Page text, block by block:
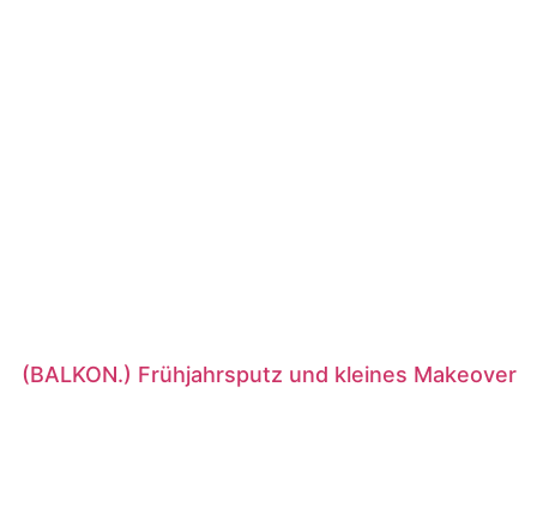
(BALKON.) Frühjahrsputz und kleines Makeover